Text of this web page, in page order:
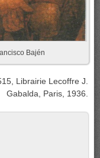
Bajén
Librairie Lecoffre J.
Gabalda, Paris, 1936.